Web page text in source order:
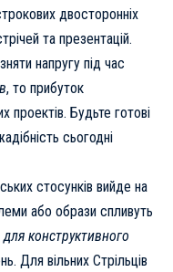
двосторонніх
та презентацій.
напругу під час
, то прибуток
проектів. Будьте готові
сьогодні
стосунків вийде на
або образи спливуть
конструктивного
Для вільних Стрільців